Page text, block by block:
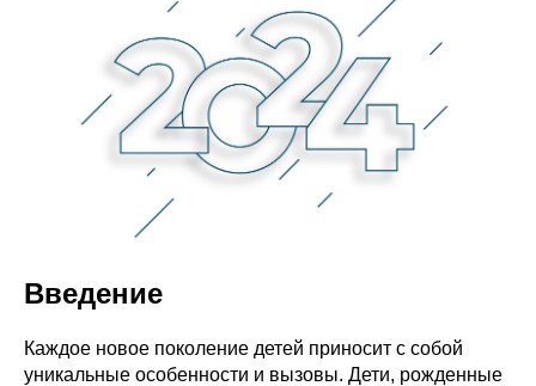
Введение
Каждое новое поколение детей приносит с собой
уникальные особенности и вызовы. Дети, рожденные